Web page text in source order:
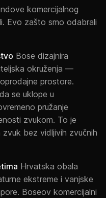
komercijalnog
Evo zašto smo odabrali
Bose dizajnira
okruženja —
prostore.
se uklope u
pružanje
zvukom. To je
bez vidljivih zvučnih
Hrvatska obala
ekstreme i vanjske
Boseov komercijalni